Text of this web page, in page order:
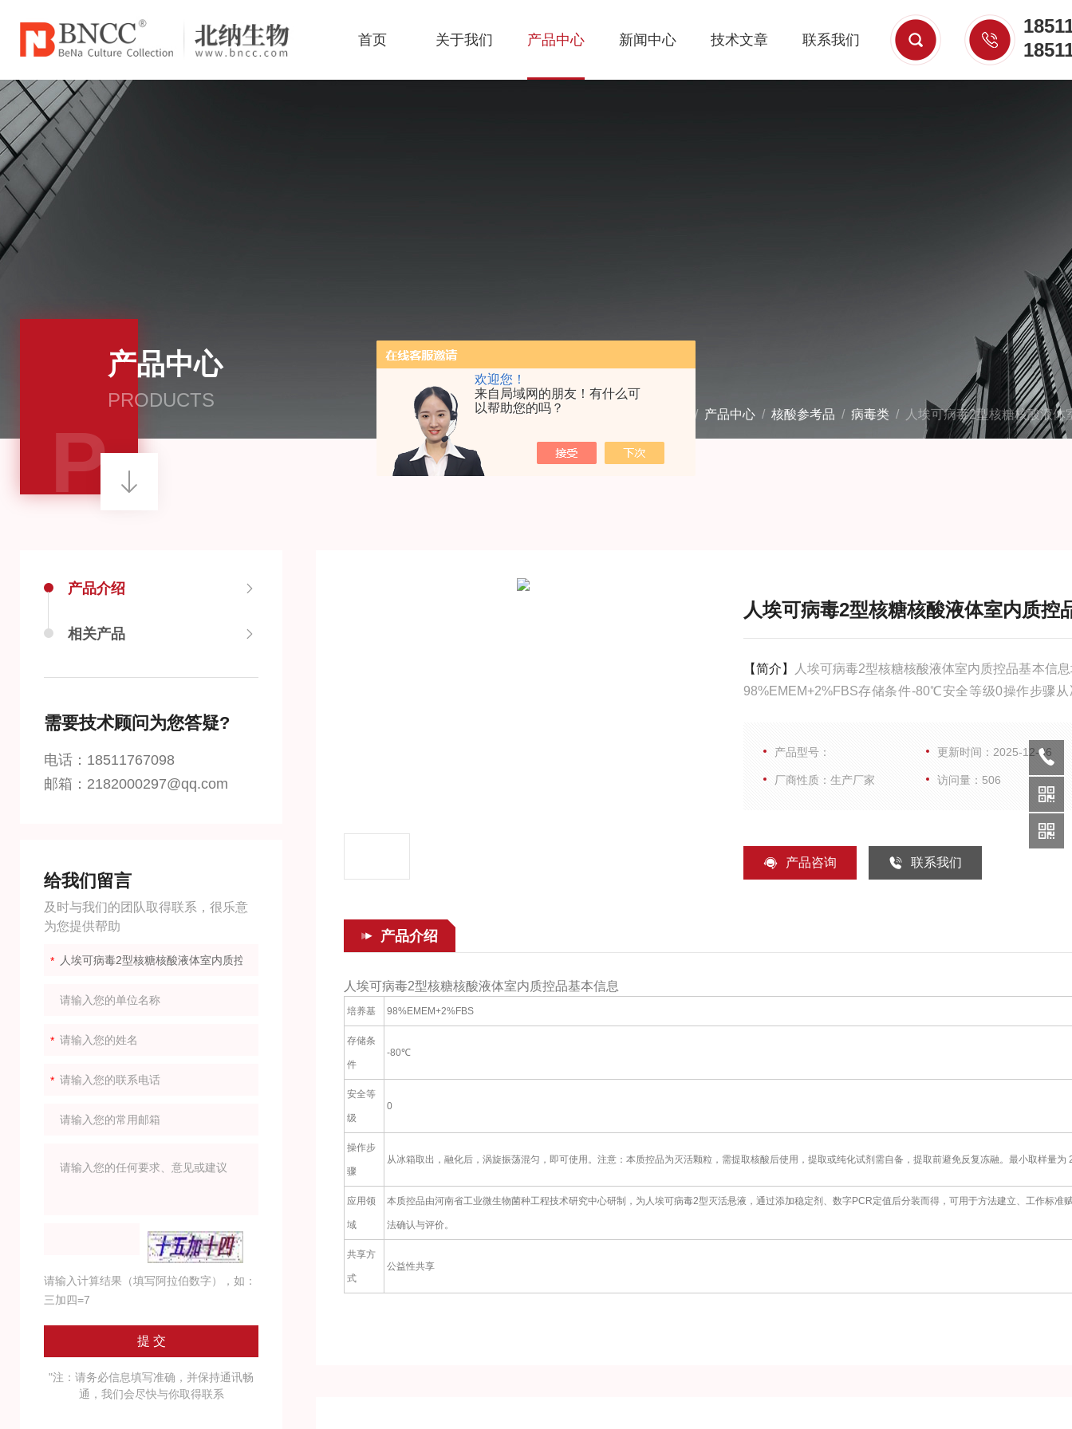
欢迎您！
来自局域网的朋友！有什么可
以帮助您的吗？
首页 关于我们 产品中心 新闻中心 技术文章 联系我们
产品中心
PRODUCTS
P / 产品中心 / 核酸参考品 / 病毒类 / 人埃可病毒2型核糖核酸液体
人埃可病毒2型核糖核酸液体室内质控
【简介】
人埃可病毒2型核糖核酸液体室内质控品基本信
98%EMEM+2%FBS存储条件-80℃安全等级0操作步骤从
产品型号： 更新时间：2025-12-06
厂商性质：生产厂家 访问量：506
产品咨询 联系我们
产品介绍
人埃可病毒2型核糖核酸液体室内质控品基本信息
培养基 98%EMEM+2%FBS
存储条
件
-80℃
安全等
级
0
操作步
骤
从冰箱取出，融化后，涡旋振荡混匀，即可使用。注意：本质控品为灭活颗粒，需提取核酸后使用，提取或纯化试剂需自备，提取前避免反复冻融。最小取样量为
应用领
域
本质控品由河南省工业微生物菌种工程技术研究中心研制，为人埃可病毒2型灭活悬液，通过添加稳定剂、数字PCR定值后分装而得，可用于方法建立、工作标准
法确认与评价。
共享方
式
公益性共享
产品介绍
相关产品
需要技术顾问为您答疑?
电话：18511767098
邮箱：2182000297@qq.com
给我们留言
及时与我们的团队取得联系，很乐意
为您提供帮助
请输入计算结果（填写阿拉伯数字），如：
三加四=7
"注：请务必信息填写准确，并保持通讯畅
通，我们会尽快与你取得联系